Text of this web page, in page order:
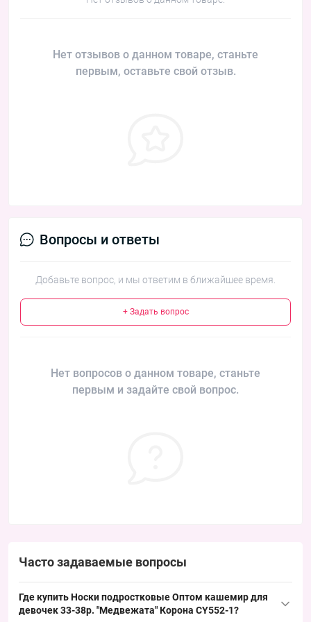
Нет отзывов о данном товаре, станьте
первым, оставьте свой отзыв.
Вопросы и ответы
Добавьте вопрос, и мы ответим в ближайшее время.
+ Задать вопрос
Нет вопросов о данном товаре, станьте
первым и задайте свой вопрос.
Часто задаваемые вопросы
Где купить Носки подростковые Оптом кашемир для
девочек 33-38р. "Медвежата" Корона CY552-1?